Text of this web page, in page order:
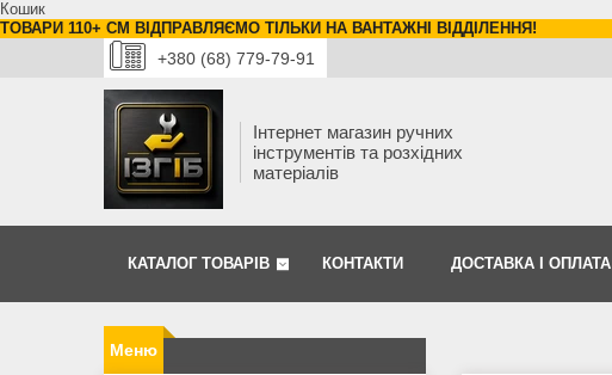
Кошик
ТОВАРИ 110+ СМ ВІДПРАВЛЯЄМО ТІЛЬКИ НА ВАНТАЖНІ ВІДДІЛЕННЯ!
+380 (68) 779-79-91
Інтернет магазин ручних
інструментів та розхідних
матеріалів
КАТАЛОГ ТОВАРІВ КОНТАКТИ ДОСТАВКА І ОПЛАТА